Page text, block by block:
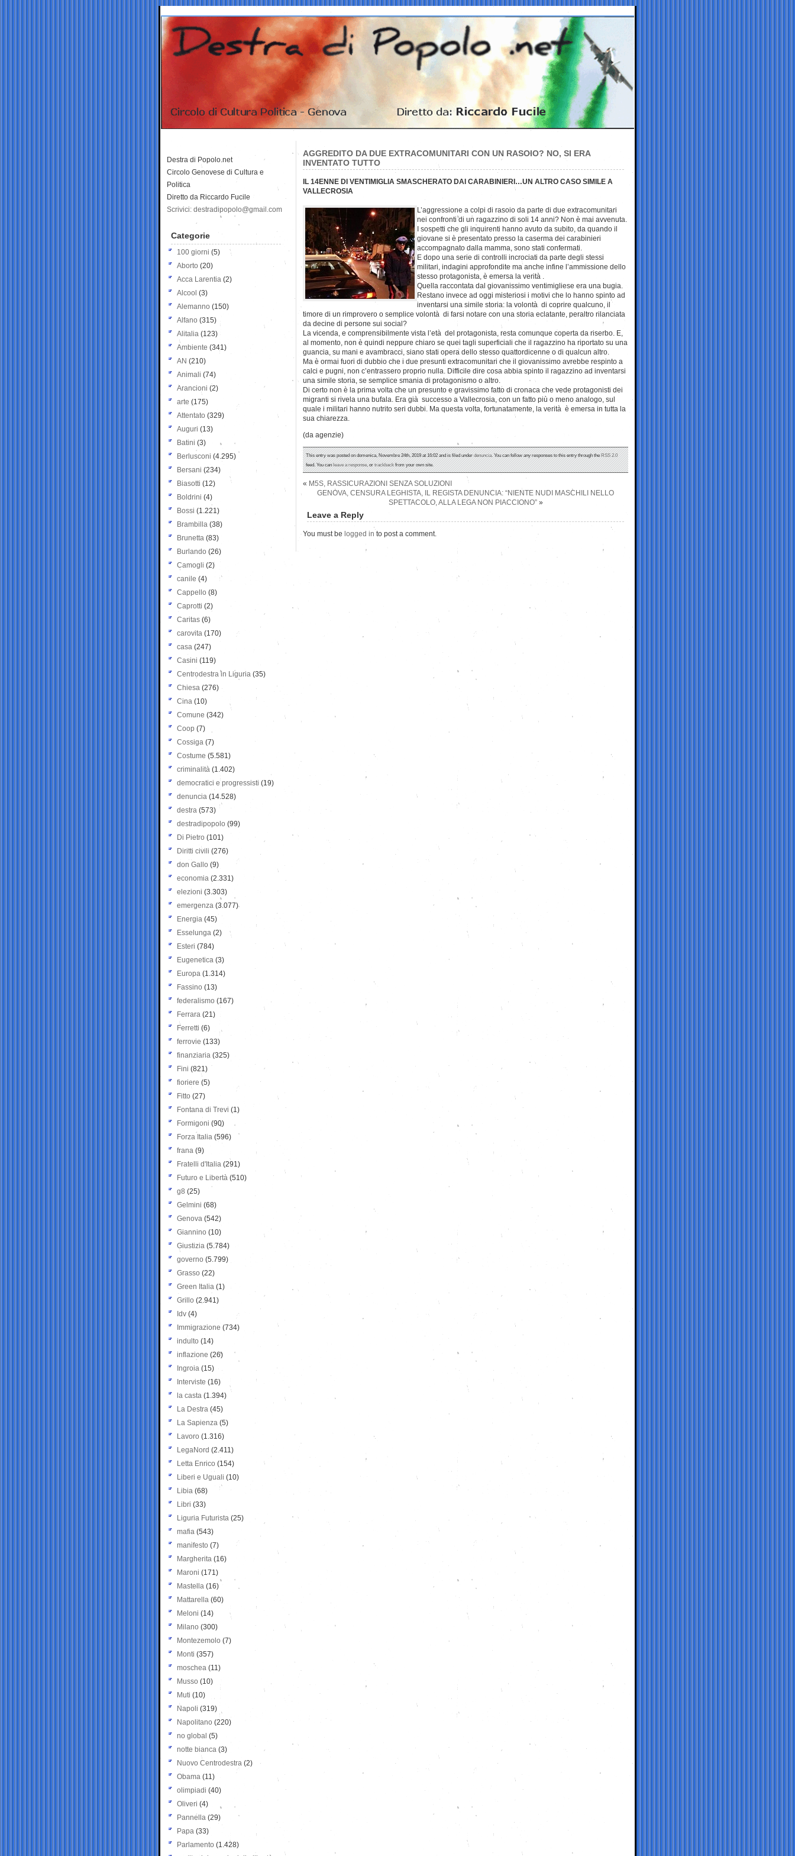
AGGREDITO DA DUE EXTRACOMUNITARI CON UN RASOIO? NO, SI ERA
INVENTATO TUTTO
IL 14ENNE DI VENTIMIGLIA SMASCHERATO DAI CARABINIERI…UN ALTRO CASO SIMILE A
VALLECROSIA
L’aggressione a colpi di rasoio da parte di due extracomunitari
nei confronti di un ragazzino di soli 14 anni? Non è mai avvenuta.
I sospetti che gli inquirenti hanno avuto da subito, da quando il
giovane si è presentato presso la caserma dei carabinieri
accompagnato dalla mamma, sono stati confermati.
E dopo una serie di controlli incrociati da parte degli stessi
militari, indagini approfondite ma anche infine l’ammissione dello
stesso protagonista, è emersa la verità .
Quella raccontata dal giovanissimo ventimigliese era una bugia.
Restano invece ad oggi misteriosi i motivi che lo hanno spinto ad
inventarsi una simile storia: la volontà di coprire qualcuno, il
timore di un rimprovero o semplice volontà di farsi notare con una storia eclatante, peraltro rilanciata
da decine di persone sui social?
La vicenda, e comprensibilmente vista l’età del protagonista, resta comunque coperta da riserbo. E,
al momento, non è quindi neppure chiaro se quei tagli superficiali che il ragazzino ha riportato su una
guancia, su mani e avambracci, siano stati opera dello stesso quattordicenne o di qualcun altro.
Ma è ormai fuori di dubbio che i due presunti extracomunitari che il giovanissimo avrebbe respinto a
calci e pugni, non c’entrassero proprio nulla. Difficile dire cosa abbia spinto il ragazzino ad inventarsi
una simile storia, se semplice smania di protagonismo o altro.
Di certo non è la prima volta che un presunto e gravissimo fatto di cronaca che vede protagonisti dei
migranti si rivela una bufala. Era già successo a Vallecrosia, con un fatto più o meno analogo, sul
quale i militari hanno nutrito seri dubbi. Ma questa volta, fortunatamente, la verità è emersa in tutta la
sua chiarezza.
(da agenzie)
This entry was posted on domenica, Novembre 24th, 2019 at 16:02 and is filed underdenuncia. You can follow any responses to this entry through theRSS 2.0
feed. You canleave a response, ortrackbackfrom your own site.
« M5S, RASSICURAZIONI SENZA SOLUZIONI
GENOVA, CENSURA LEGHISTA, IL REGISTA DENUNCIA: “NIENTE NUDI MASCHILI NELLO
SPETTACOLO, ALLA LEGA NON PIACCIONO”»
Leave a Reply
You must be logged in to post a comment.
Destra di Popolo.net
Circolo Genovese di Cultura e
Politica
Diretto da Riccardo Fucile
Scrivici: destradipopolo@gmail.com
Categorie
100 giorni (5)
Aborto (20)
Acca Larentia (2)
Alcool (3)
Alemanno (150)
Alfano (315)
Alitalia (123)
Ambiente (341)
AN (210)
Animali (74)
Arancioni (2)
arte (175)
Attentato (329)
Auguri (13)
Batini (3)
Berlusconi (4.295)
Bersani (234)
Biasotti (12)
Boldrini (4)
Bossi (1.221)
Brambilla (38)
Brunetta (83)
Burlando (26)
Camogli (2)
canile (4)
Cappello (8)
Caprotti (2)
Caritas (6)
carovita (170)
casa (247)
Casini (119)
Centrodestra in Liguria (35)
Chiesa (276)
Cina (10)
Comune (342)
Coop (7)
Cossiga (7)
Costume (5.581)
criminalità (1.402)
democratici e progressisti (19)
denuncia (14.528)
destra (573)
destradipopolo (99)
Di Pietro (101)
Diritti civili (276)
don Gallo (9)
economia (2.331)
elezioni (3.303)
emergenza (3.077)
Energia (45)
Esselunga (2)
Esteri (784)
Eugenetica (3)
Europa (1.314)
Fassino (13)
federalismo (167)
Ferrara (21)
Ferretti (6)
ferrovie (133)
finanziaria (325)
Fini (821)
fioriere (5)
Fitto (27)
Fontana di Trevi (1)
Formigoni (90)
Forza Italia (596)
frana (9)
Fratelli d'Italia (291)
Futuro e Libertà (510)
g8 (25)
Gelmini (68)
Genova (542)
Giannino (10)
Giustizia (5.784)
governo (5.799)
Grasso (22)
Green Italia (1)
Grillo (2.941)
Idv (4)
Immigrazione (734)
indulto (14)
inflazione (26)
Ingroia (15)
Interviste (16)
la casta (1.394)
La Destra (45)
La Sapienza (5)
Lavoro (1.316)
LegaNord (2.411)
Letta Enrico (154)
Liberi e Uguali (10)
Libia (68)
Libri (33)
Liguria Futurista (25)
mafia (543)
manifesto (7)
Margherita (16)
Maroni (171)
Mastella (16)
Mattarella (60)
Meloni (14)
Milano (300)
Montezemolo (7)
Monti (357)
moschea (11)
Musso (10)
Muti (10)
Napoli (319)
Napolitano (220)
no global (5)
notte bianca (3)
Nuovo Centrodestra (2)
Obama (11)
olimpiadi (40)
Oliveri (4)
Pannella (29)
Papa (33)
Parlamento (1.428)